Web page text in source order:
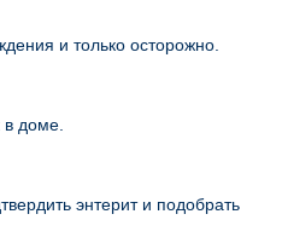
и только осторожно.
доме.
энтерит и подобрать